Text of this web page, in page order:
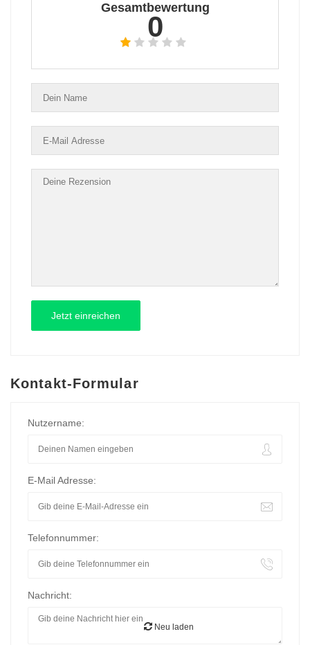
Gesamtbewertung
0
Kontakt-Formular
Nutzername:
E-Mail Adresse:
Telefonnummer:
Nachricht:
Neu laden